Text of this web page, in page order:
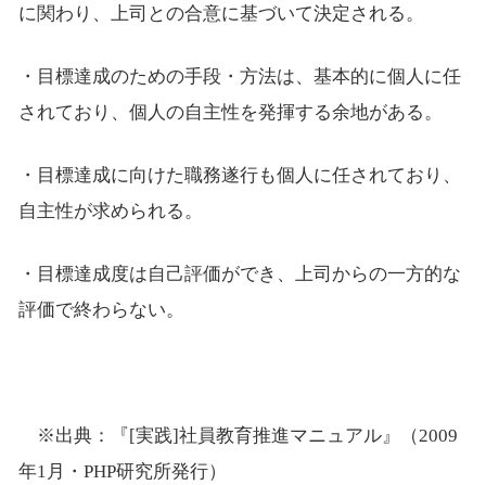
に関わり、上司との合意に基づいて決定される。
・目標達成のための手段・方法は、基本的に個人に任
されており、個人の自主性を発揮する余地がある。
・目標達成に向けた職務遂行も個人に任されており、
自主性が求められる。
・目標達成度は自己評価ができ、上司からの一方的な
評価で終わらない。
※出典：『[実践]社員教育推進マニュアル』（2009
年1月・PHP研究所発行）